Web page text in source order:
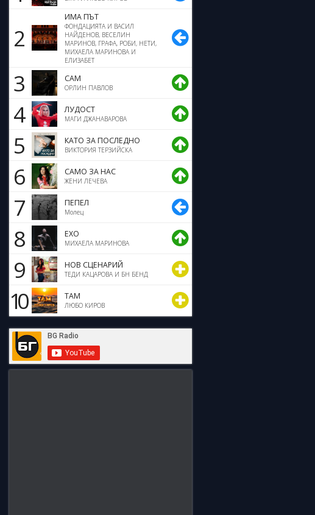
2
ИМА ПЪТ
ФОНДАЦИЯТА И ВАСИЛ
НАЙДЕНОВ, ВЕСЕЛИН
МАРИНОВ, ГРАФА, РОБИ, НЕТИ,
МИХАЕЛА МАРИНОВА И
ЕЛИЗАБЕТ
3 САМ
ОРЛИН ПАВЛОВ
4 ЛУДОСТ
МАГИ ДЖАНАВАРОВА
5 КАТО ЗА ПОСЛЕДНО
ВИКТОРИЯ ТЕРЗИЙСКА
6 САМО ЗА НАС
ЖЕНИ ЛЕЧЕВА
7 ПЕПЕЛ
Молец
8 ЕХО
МИХАЕЛА МАРИНОВА
9 НОВ СЦЕНАРИЙ
ТЕДИ КАЦАРОВА И БН БЕНД
10 ТАМ
ЛЮБО КИРОВ